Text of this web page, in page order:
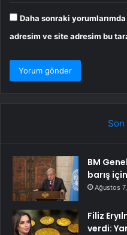
Daha sonraki
adresim ve site adresim bu
Son
BM
barış
Ağustos
Filiz
verdi: